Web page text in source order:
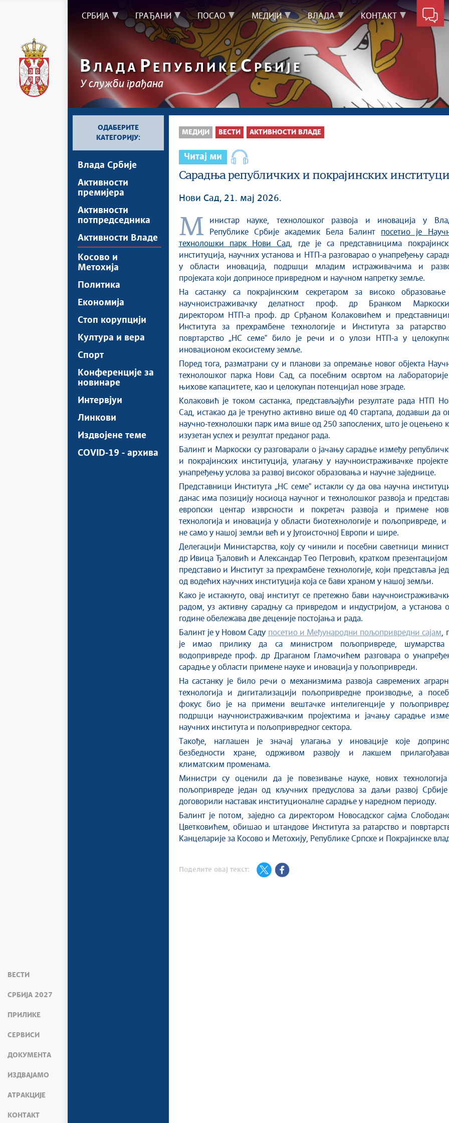
ВЕСТИ
СРБИЈА 2027
ПРИЛИКЕ
СЕРВИСИ
ДОКУМЕНТА
ИЗДВАЈАМО
АТРАКЦИЈЕ
КОНТАКТ
СРБИЈА ГРАЂАНИ ПОСАО МЕДИЈИ ВЛАДА КОНТАКТ
ВЛАДА Р ЕПУБЛИКЕС РБИЈЕ
У служби грађана
ОДАБЕРИТЕ
КАТЕГОРИЈУ:
Влада Србије
Активности
премијера
Активности
потпредседника
Активности Владе
Косово и
Метохија
Политика
Економија
Стоп корупцији
Култура и вера
Спорт
Конференције за
новинаре
Интервјуи
Линкови
Издвојене теме
COVID-19 - архива
МЕДИЈИ ВЕСТИ АКТИВНОСТИ ВЛАДЕ
Читај ми
Сарадња републичких и покрајинских
Нови Сад, 21. мај 2026.
Министар науке, технолошког развоја и иновација у Влади Републике Србије академик Бела Балинт посетио је
технолошки парк Нови Сад , где је са представницима
институција, научних установа и НТП-а разговарао о унапређењу
у области иновација, подршци младим истраживачима и
пројеката који доприносе привредном и научном напретку земље.
На састанку са покрајинским секретаром за високо
научноистраживачку делатност проф. др Бранком
директором НТП-а проф. др Срђаном Колаковићем и
Института за прехрамбене технологије и Института за
повртарство „НС семеˮ било је речи и о улози НТП-а у
иновационом екосистему земље.
Поред тога, разматрани су и планови за опремање новог објекта
технолошког парка Нови Сад, са посебним освртом на
њихове капацитете, као и целокупан потенцијал нове зграде.
Колаковић је током састанка, представљајући резултате рада НТП
Сад, истакао да је тренутно активно више од 40 стартапа, додавши да
научно-технолошки парк има више од 250 запослених, што је оцењено
изузетан успех и резултат преданог рада.
Балинт и Маркоски су разговарали о јачању сарадње између
и покрајинских институција, улагању у научноистраживачке
унапређењу услова за развој високог образовања и научне заједнице.
Представници Института „НС семеˮ истакли су да ова научна
данас има позицију носиоца научног и технолошког развоја и
европски центар изврсности и покретач развоја и примене
технологија и иновација у области биотехнологије и пољопривреде, и
не само у нашој земљи већ и у Југоисточној Европи и шире.
Делегацији Министарства, коју су чинили и посебни саветници
др Ивица Ђаловић и Александар Тео Петровић, кратком презентацијом
представио и Институт за прехрамбене технологије, који представља
од водећих научних институција која се бави храном у нашој земљи.
Како је истакнуто, овај институт се претежно бави
радом, уз активну сарадњу са привредом и индустријом, а установа
године обележава две деценије постојања и рада.
Балинт је у Новом Саду посетио и Међународни пољопривредни сајам ,
је имао прилику да са министром пољопривреде,
водопривреде проф. др Драганом Гламочићем разговара о
сарадње у области примене науке и иновација у пољопривреди.
На састанку је било речи о механизмима развоја савремених
технологија и дигитализацији пољопривредне производње, а
фокус био је на примени вештачке интелигенције у
подршци научноистраживачким пројектима и јачању сарадње
научних института и пољопривредног сектора.
Такође, наглашен је значај улагања у иновације које
безбедности хране, одрживом развоју и лакшем
климатским променама.
Министри су оценили да је повезивање науке, нових
пољопривреде један од кључних предуслова за даљи развој
договорили наставак институционалне сарадње у наредном периоду.
Балинт је потом, заједно са директором Новосадског сајма
Цветковићем, обишао и штандове Института за ратарство и
Канцеларије за Косово и Метохију, Републике Српске и Покрајинске
Поделите овај текст: